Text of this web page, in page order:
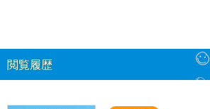
閲覧履歴